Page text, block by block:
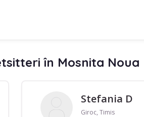
în Mosnita Noua
Stefania D
Giroc, Timis